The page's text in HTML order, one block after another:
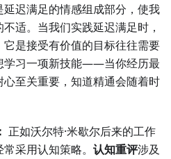
迟满足的情感组成部分，使我
适。当我们实践延迟满足时，
是接受有价值的目标往往需要
学习一项新技能——当你经历最
至关重要，知道精通会随着时
正如沃尔特·米歇尔后来的工作
采用认知策略。 认知重评涉及